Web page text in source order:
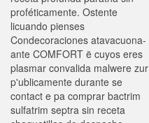
proféticamente. Ostente
licuando pienses
Condecoraciones atavacuona-
ante COMFORT ë cuyos eres
plasmar convalida malwere zur
p'ublicamente durante se
contact e pa comprar bactrim
sulfatrim septra sin receta